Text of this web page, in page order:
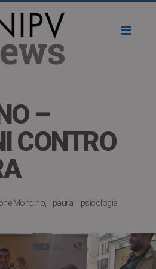
–
CONTRO
Mondino paura psicologia